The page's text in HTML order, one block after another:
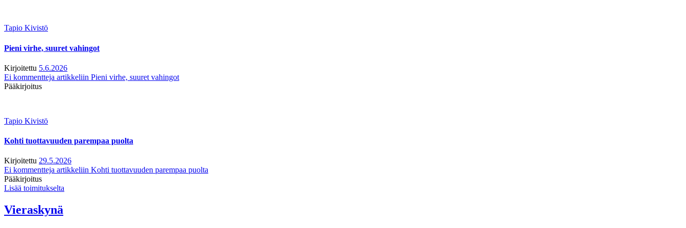
Tapio Kivistö
Pieni virhe, suuret vahingot
Kirjoitettu 5.6.2026
Ei kommentteja artikkeliin Pieni virhe, suuret vahingot
Pääkirjoitus
Tapio Kivistö
Kohti tuottavuuden parempaa puolta
Kirjoitettu 29.5.2026
Ei kommentteja artikkeliin Kohti tuottavuuden parempaa puolta
Pääkirjoitus
Lisää toimitukselta
Vieraskynä